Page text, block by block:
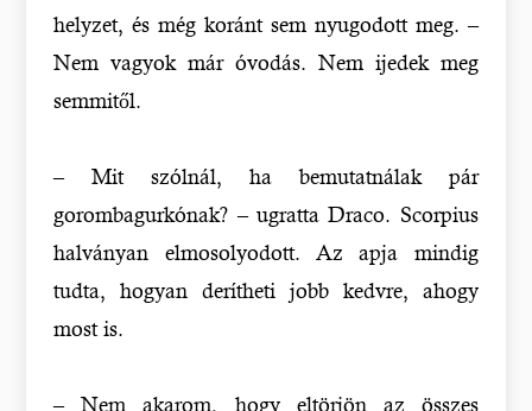
helyzet, és még koránt sem nyugodott meg. –
Nem vagyok már óvodás. Nem ijedek meg
semmitől.
– Mit szólnál, ha bemutatnálak pár
gorombagurkónak? – ugratta Draco. Scorpius
halványan elmosolyodott. Az apja mindig
tudta, hogyan derítheti jobb kedvre, ahogy
most is.
– Nem akarom, hogy eltörjön az összes